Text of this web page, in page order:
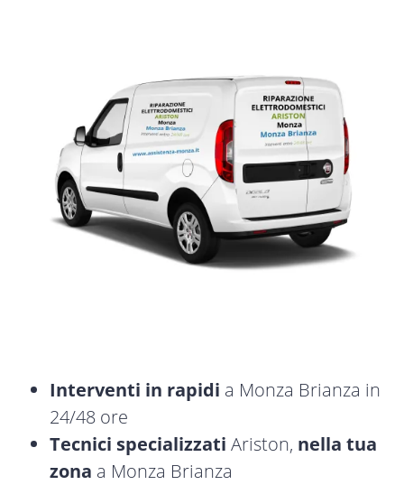
Interventi in rapidi a Monza Brianza in
24/48 ore
Tecnici specializzati Ariston, nella tua
zona a Monza Brianza